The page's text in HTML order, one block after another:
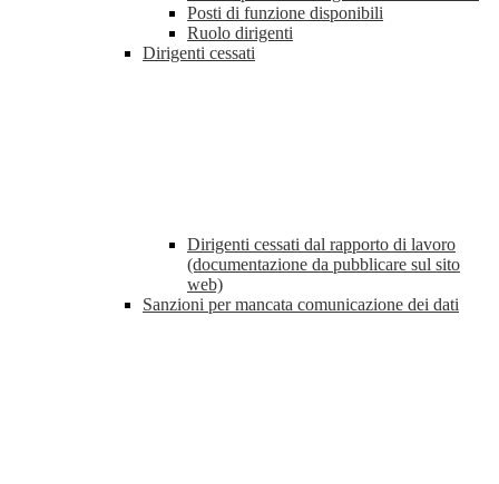
Posti di funzione disponibili
Ruolo dirigenti
Dirigenti cessati
Dirigenti cessati dal rapporto di lavoro
(documentazione da pubblicare sul sito
web)
Sanzioni per mancata comunicazione dei dati